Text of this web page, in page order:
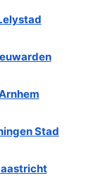
Stad